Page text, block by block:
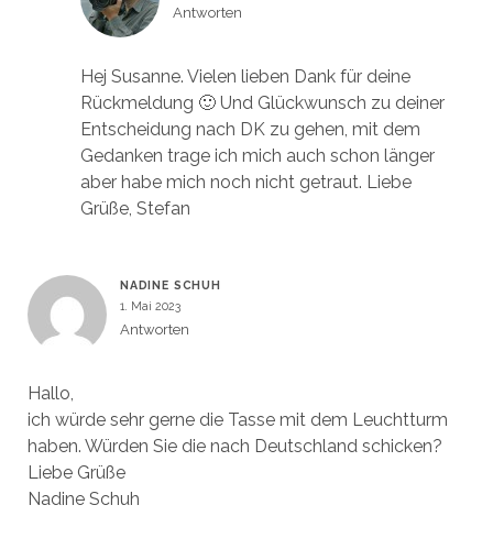
Antworten
Hej Susanne. Vielen lieben Dank für deine
Rückmeldung 🙂 Und Glückwunsch zu deiner
Entscheidung nach DK zu gehen, mit dem
Gedanken trage ich mich auch schon länger
aber habe mich noch nicht getraut. Liebe
Grüße, Stefan
NADINE SCHUH
1. Mai 2023
Antworten
Hallo,
ich würde sehr gerne die Tasse mit dem Leuchtturm
haben. Würden Sie die nach Deutschland schicken?
Liebe Grüße
Nadine Schuh